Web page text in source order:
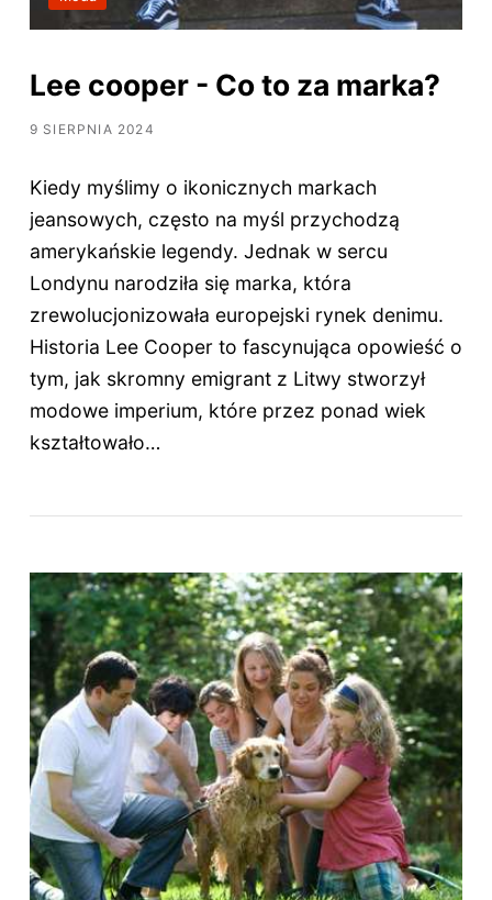
Lee cooper - Co to za marka?
9 SIERPNIA 2024
Kiedy myślimy o ikonicznych markach
jeansowych, często na myśl przychodzą
amerykańskie legendy. Jednak w sercu
Londynu narodziła się marka, która
zrewolucjonizowała europejski rynek denimu.
Historia Lee Cooper to fascynująca opowieść o
tym, jak skromny emigrant z Litwy stworzył
modowe imperium, które przez ponad wiek
kształtowało…